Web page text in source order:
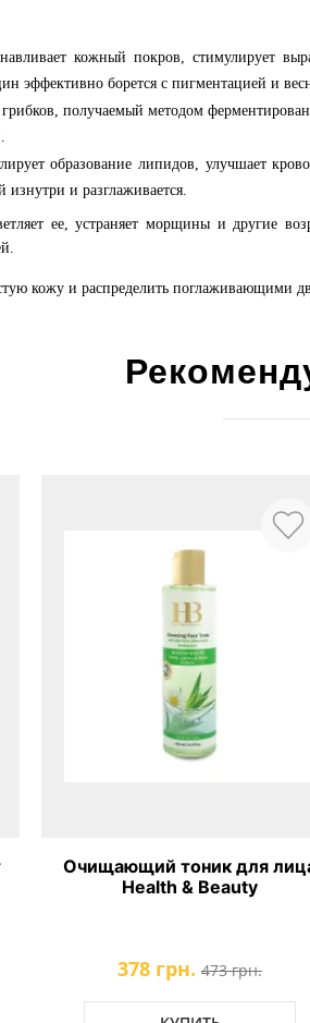
кожный покров, стимулирует
эффективно борется с пигментацией и
получаемый методом
образование липидов, улучшает
и разглаживается.
ее, устраняет морщины и другие
кожу и распределить поглаживающими
Очищающий тоник для
Health & Beauty
378 грн. 473 грн.